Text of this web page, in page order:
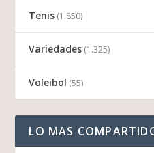
Tenis (1.850)
Variedades (1.325)
Voleibol (55)
LO MAS